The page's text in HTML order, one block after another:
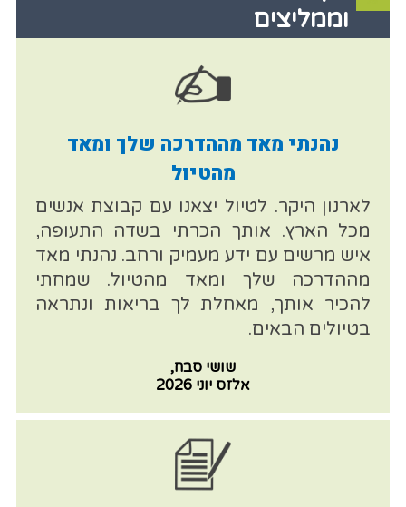
וממליצים
נהנתי מאד מההדרכה שלך ומאד
מהטיול
לארנון היקר. לטיול יצאנו עם קבוצת אנשים
מכל הארץ. אותך הכרתי בשדה התעופה,
איש מרשים עם ידע מעמיק ורחב. נהנתי מאד
מההדרכה שלך ומאד מהטיול. שמחתי
להכיר אותך, מאחלת לך בריאות ונתראה
בטיולים הבאים.
שושי סבח,
אלזס יוני 2026